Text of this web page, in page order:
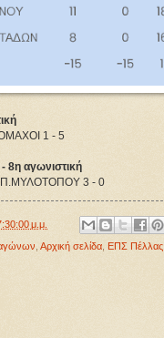
1 - 5
8η αγωνιστική
Π.ΜΥΛΟΤΟΠΟΥ 3 - 0
μ.μ.
Αρχική σελίδα ΕΠΣ Πέλλας